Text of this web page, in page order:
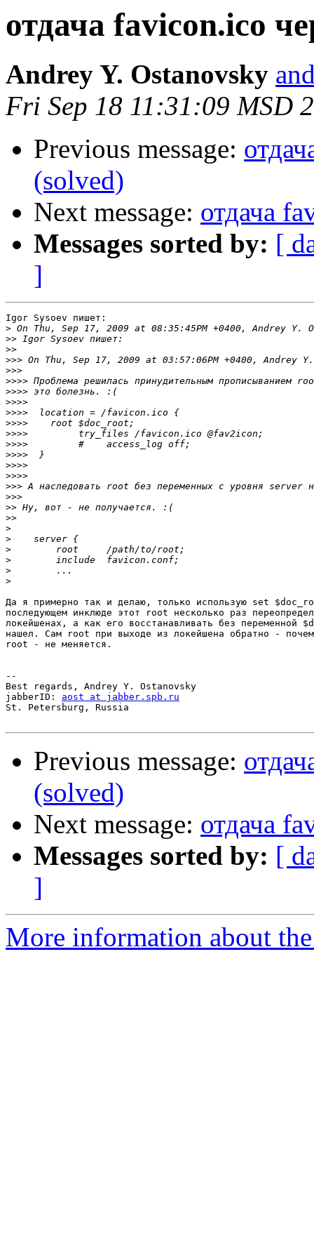
отдача favicon.ico
Andrey Y. Ostanovsky
Fri Sep 18 11:31:09 MSD
Previous message:
(solved)
Next message: отдача
Messages sorted by: [
]
Igor Sysoev пишет:
>
>>
>>
>>>
>>>
>>>>
>>>>
>>>>
>>>>
>>>>
>>>>
>>>>
>>>>
>>>>
>>>>
>>>
>>>
>>
>>
>
>
>
>
>
>
Да я примерно так и делаю, только использую set
последующем инклюде этот root несколько раз
локейшенах, а как его восстанавливать без переменной
нашел. Сам root при выходе из локейшена обратно -
root - не меняется.
--
Best regards, Andrey Y. Ostanovsky
jabberID: aost at jabber.spb.ru
St. Petersburg, Russia
Previous message:
(solved)
Next message: отдача
Messages sorted by: [
]
More information about